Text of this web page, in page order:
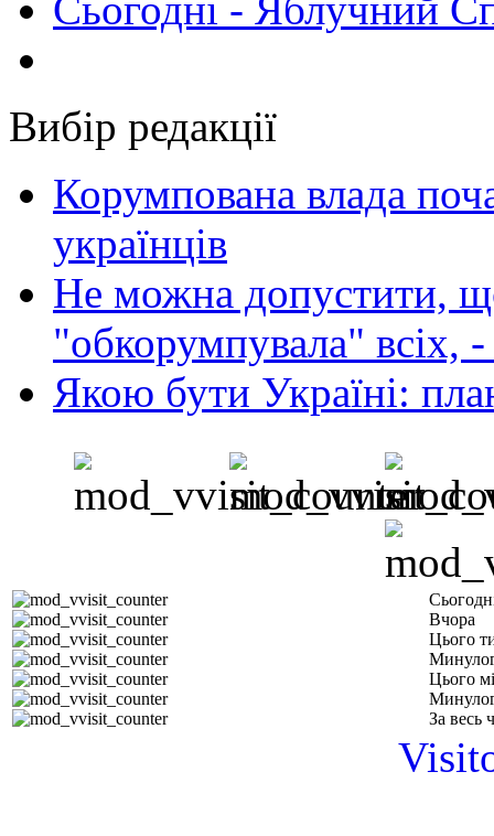
Вибір редакції
Корумпована влада
українців
Не можна допустити,
"обкорумпувала" всіх,
Якою бути Україні:
Вчора
Цього
Цього
За весь